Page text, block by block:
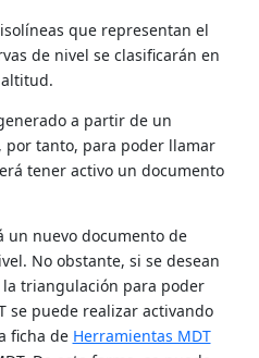
que representan el
de nivel se clasificarán en
a partir de un
tanto, para poder llamar
tener activo un documento
un nuevo documento de
No obstante, si se desean
triangulación para poder
se puede realizar activando
ficha de Herramientas MDT